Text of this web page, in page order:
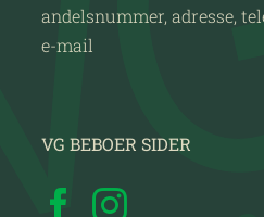
andelsnummer, adresse,
e-mail
VG BEBOER SIDER